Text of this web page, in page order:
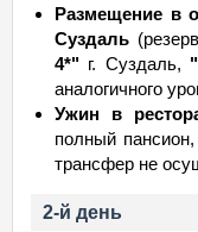
Размещение в
Суздаль
4*" г. Суздаль,
аналогичного
Ужин в
полный
трансфер не
2-й день